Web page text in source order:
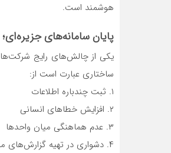
هوشمند است.
پایان سامانه‌های
یکی از چالش‌های رایج
ساختاری عبارت است از:
۱. ثبت چندباره اطلاعات
۲. افزایش خطاهای انسانی
۳. عدم هماهنگی میان واحدها
۴. دشواری در تهیه گزارش‌های مدیریتی دقیق